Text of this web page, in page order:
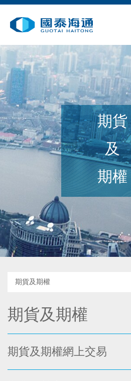
業務概覽
環境、社會及企業管治 國泰海通證券
期貨
及
期權
期貨及期權
期貨及期權
期貨及期權網上交易